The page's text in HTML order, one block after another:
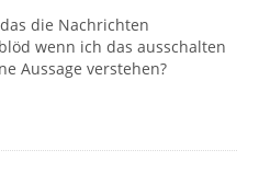
die Nachrichten
wenn ich das ausschalten
Aussage verstehen?